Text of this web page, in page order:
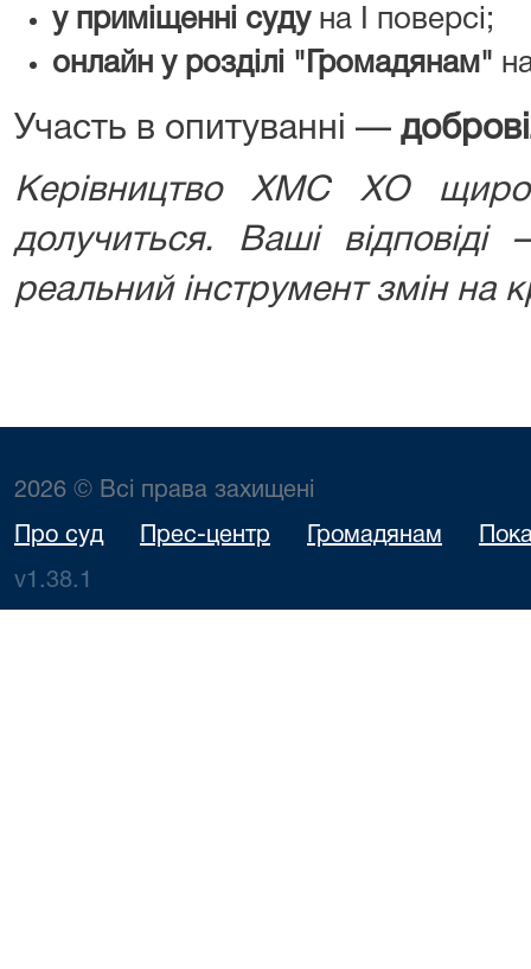
у приміщенні судуна I поверсі;
онлайн у розділі "Громадянам"
Участь в опитуванні —
Керівництво ХМС ХО
долучиться. Ваші
реальний інструмент змін на
2026 © Всі права захищені
Про суд Прес-центр Громадянам
v1.38.1